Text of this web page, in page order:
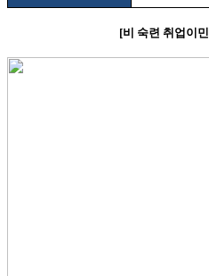
[비 숙련 취업이민